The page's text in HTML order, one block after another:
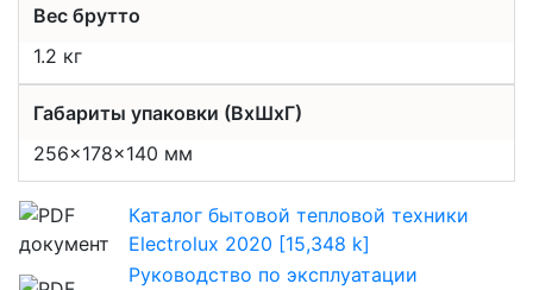
Вес брутто
1.2 кг
Габариты упаковки (ВхШхГ)
256x178x140 мм
Каталог бытовой тепловой техники
Electrolux 2020 [15,348 k]
Руководство по эксплуатации